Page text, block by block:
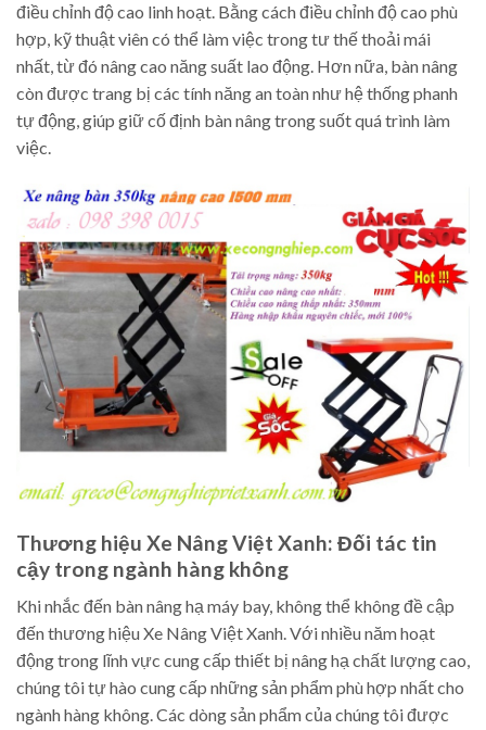
điều chỉnh độ cao linh hoạt. Bằng cách điều chỉnh độ cao phù
hợp, kỹ thuật viên có thể làm việc trong tư thế thoải mái
nhất, từ đó nâng cao năng suất lao động. Hơn nữa, bàn nâng
còn được trang bị các tính năng an toàn như hệ thống phanh
tự động, giúp giữ cố định bàn nâng trong suốt quá trình làm
việc.
Thương hiệu Xe Nâng Việt Xanh: Đối tác tin
cậy trong ngành hàng không
Khi nhắc đến bàn nâng hạ máy bay, không thể không đề cập
đến thương hiệu Xe Nâng Việt Xanh. Với nhiều năm hoạt
động trong lĩnh vực cung cấp thiết bị nâng hạ chất lượng cao,
chúng tôi tự hào cung cấp những sản phẩm phù hợp nhất cho
ngành hàng không. Các dòng sản phẩm của chúng tôi được